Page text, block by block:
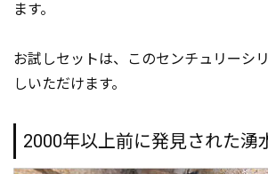
ます。
お試しセットは、このセンチュリーシ
しいただけます。
2000年以上前に発見された湧